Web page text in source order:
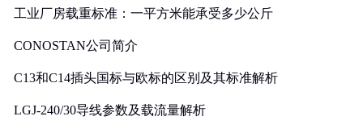
工业厂房载重标准：一平方米能承受多少公斤
CONOSTAN公司简介
C13和C14插头国标与欧标的区别及其标准解析
LGJ-240/30导线参数及载流量解析